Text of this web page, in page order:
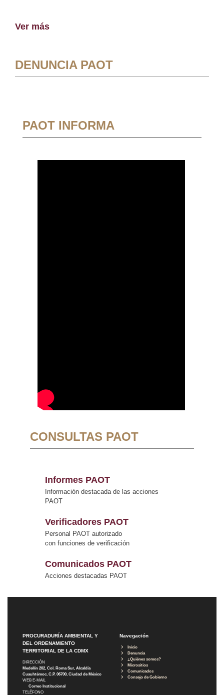
Ver más
DENUNCIA PAOT
PAOT INFORMA
CONSULTAS PAOT
Informes PAOT
Información destacada de las acciones
PAOT
Verificadores PAOT
Personal PAOT autorizado
con funciones de verificación
Comunicados PAOT
Acciones destacadas PAOT
PROCURADURÍA AMBIENTAL Y
DEL ORDENAMIENTO
TERRITORIAL DE LA CDMX
DIRECCIÓN
Medellín 202, Col. Roma Sur, Alcaldía
Cuauhtémoc, C.P. 06700, Ciudad de México
WEB E-MAIL
Correo Institucional
TELÉFONO
Navegación
Inicio
Denuncia
¿Quiénes somos?
Micrositios
Comunicados
Consejo de Gobierno